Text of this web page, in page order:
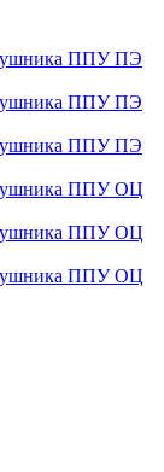
ППУ ПЭ
ППУ ПЭ
ППУ ПЭ
ППУ ОЦ
ППУ ОЦ
ППУ ОЦ